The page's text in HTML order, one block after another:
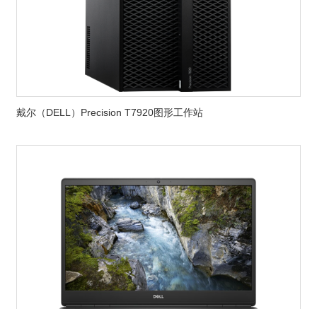
戴尔（DELL）Precision T7920图形工作站